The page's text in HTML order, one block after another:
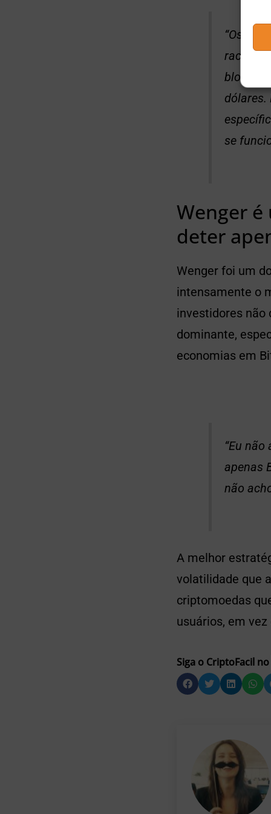
“Os
dólares.
se
Wenger
deter
Wenger foi um
intensamente o
investidores não
dominante,
economias em
“Eu
apenas
não
A melhor
volatilidade que
criptomoedas
usuários, em
Siga o CriptoFacil no